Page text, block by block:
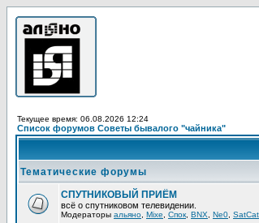
Текущее время: 06.08.2026 12:24
Список форумов Советы бывалого "чайника"
Тематические форумы
СПУТНИКОВЫЙ ПРИЁМ
всё о спутниковом телевидении.
Модераторы альяно Mixe Спок BNX Ne0 SatCat